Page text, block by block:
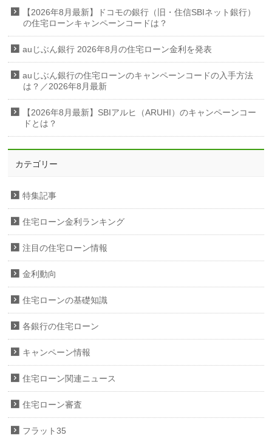
【2026年8月最新】ドコモの銀行（旧・住信SBIネット銀行）
の住宅ローンキャンペーンコードは？
auじぶん銀行 2026年8月の住宅ローン金利を発表
auじぶん銀行の住宅ローンのキャンペーンコードの入手方法
は？／2026年8月最新
【2026年8月最新】SBIアルヒ（ARUHI）のキャンペーンコー
ドとは？
カテゴリー
特集記事
住宅ローン金利ランキング
注目の住宅ローン情報
金利動向
住宅ローンの基礎知識
各銀行の住宅ローン
キャンペーン情報
住宅ローン関連ニュース
住宅ローン審査
フラット35